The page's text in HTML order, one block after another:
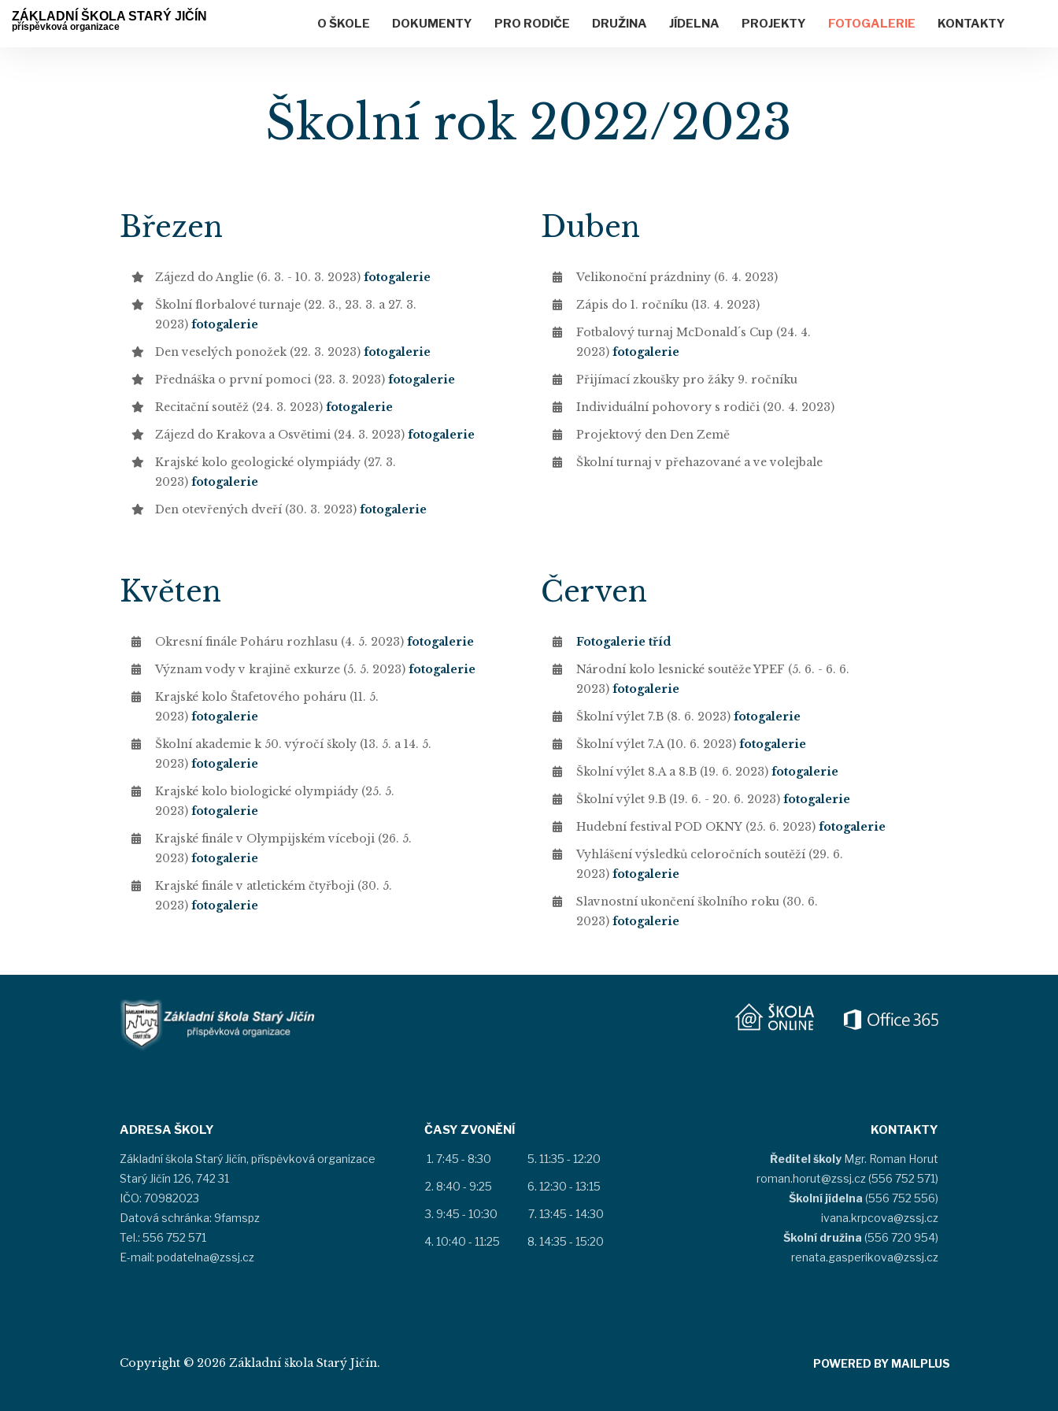
ZÁKLADNÍ ŠKOLA STARÝ JIČÍN
příspěvková organizace O ŠKOLE DOKUMENTY PRO RODIČE DRUŽINA JÍDELNA PROJEKTY FOTOGALERIE KONTAKTY
Školní rok 2022/2023
Březen
Zájezd do Anglie (6. 3. - 10. 3. 2023) fotogalerie
Školní florbalové turnaje (22. 3., 23. 3. a 27. 3.
2023) fotogalerie
Den veselých ponožek (22. 3. 2023) fotogalerie
Přednáška o první pomoci (23. 3. 2023) fotogalerie
Recitační soutěž (24. 3. 2023) fotogalerie
Zájezd do Krakova a Osvětimi (24. 3. 2023) fotogalerie
Krajské kolo geologické olympiády (27. 3.
2023) fotogalerie
Den otevřených dveří (30. 3. 2023) fotogalerie
Duben
Velikonoční prázdniny (6. 4. 2023)
Zápis do 1. ročníku (13. 4. 2023)
Fotbalový turnaj McDonald´s Cup (24. 4.
2023) fotogalerie
Přijímací zkoušky pro žáky 9. ročníku
Individuální pohovory s rodiči (20. 4. 2023)
Projektový den Den Země
Školní turnaj v přehazované a ve volejbale
Květen
Okresní finále Poháru rozhlasu (4. 5. 2023) fotogalerie
Význam vody v krajině exkurze (5. 5. 2023) fotogalerie
Krajské kolo Štafetového poháru (11. 5.
2023) fotogalerie
Školní akademie k 50. výročí školy (13. 5. a 14. 5.
2023) fotogalerie
Krajské kolo biologické olympiády (25. 5.
2023) fotogalerie
Krajské finále v Olympijském víceboji (26. 5.
2023) fotogalerie
Krajské finále v atletickém čtyřboji (30. 5.
2023) fotogalerie
Červen
Fotogalerie tříd
Národní kolo lesnické soutěže YPEF (5. 6. - 6. 6.
2023) fotogalerie
Školní výlet 7.B (8. 6. 2023) fotogalerie
Školní výlet 7.A (10. 6. 2023) fotogalerie
Školní výlet 8.A a 8.B (19. 6. 2023) fotogalerie
Školní výlet 9.B (19. 6. - 20. 6. 2023) fotogalerie
Hudební festival POD OKNY (25. 6. 2023) fotogalerie
Vyhlášení výsledků celoročních soutěží (29. 6.
2023) fotogalerie
Slavnostní ukončení školního roku (30. 6.
2023) fotogalerie
ADRESA ŠKOLY
Základní škola Starý Jičín, příspěvková organizace
Starý Jičín 126, 742 31
IČO: 70982023
Datová schránka: 9famspz
Tel.: 556 752 571
E-mail: podatelna@zssj.cz
ČASY ZVONĚNÍ
7:45 - 8:30
8:40 - 9:25
9:45 - 10:30
10:40 - 11:25
11:35 - 12:20
12:30 - 13:15
13:45 - 14:30
14:35 - 15:20
KONTAKTY
Ředitel školy Mgr. Roman Horut
roman.horut@zssj.cz (556 752 571)
Školní jídelna (556 752 556)
ivana.krpcova@zssj.cz
Školní družina (556 720 954)
renata.gasperikova@zssj.cz
Copyright © 2026 Základní škola Starý Jičín. POWERED BY MAILPLUS